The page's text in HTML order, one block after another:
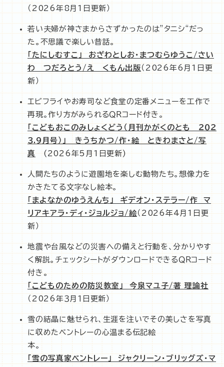
（2026年8月1日更新）
若い夫婦が神さまからさずかったのは”タニシ“だっ
た。不思議で楽しい昔話。
「たにしむすこ」 おざわとしお・まつむらゆうこ/さい
わ つだろとう/え くもん出版（2026年6月1日更
新）
エビフライやお寿司など食堂の定番メニューを工作で
再現。作り方がみられるＱＲコード付き。
「こどもおこのみしょくどう（月刊かがくのとも ２０２
３.９月号）」 きうちかつ/作・絵 ときわまさと/写
真(2026年5月1日更新)
人間たちのように遊園地を楽しむ動物たち。想像力を
かきたてる文字なし絵本。
「まよなかのゆうえんち」 ギデオン・ステラー/作 マ
リアキアラ・ディ・ジョルジョ/絵（2026年4月1日更
新）
地震や台風などの災害への備えと行動を、分かりやす
く解説。チェックシートがダウンロードできるＱＲコード
付き。
「こどものための防災教室」 今泉マユ子/著 理論社
（2026年３月１日更新）
雪の結晶に魅せられ、生涯を注いでその美しさを写真
に収めたベントレーの心温まる伝記絵
本。
「雪の写真家ベントレー」 ジャクリーン・ブリッグズ・マ